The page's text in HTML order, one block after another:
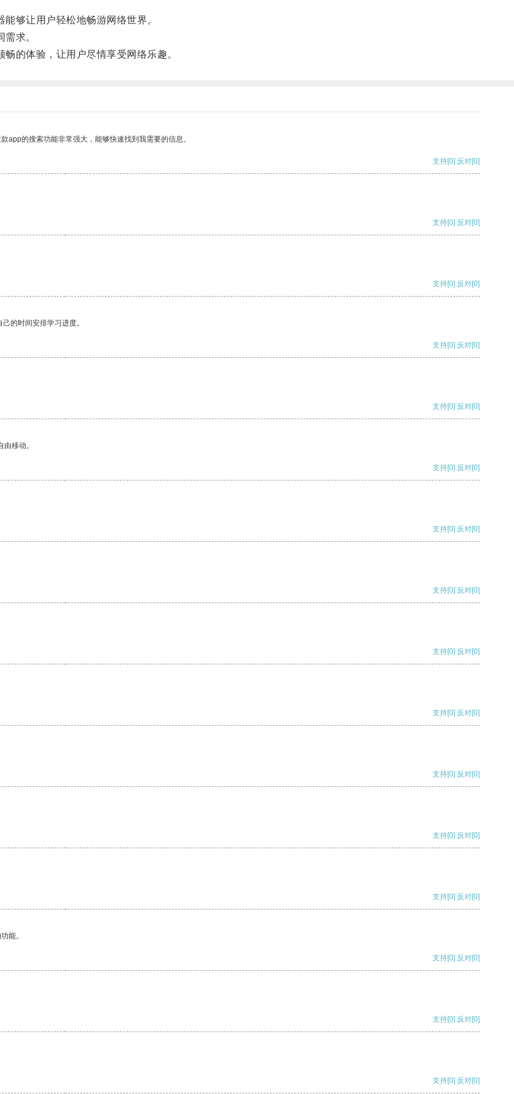
够让用户轻松地畅游网络世界。
求。
的体验，让用户尽情享受网络乐趣。
app的搜索功能非常强大，能够快速找到我需要的信息。
支持[0] 反对[0]
支持[0] 反对[0]
支持[0] 反对[0]
的时间安排学习进度。
支持[0] 反对[0]
支持[0] 反对[0]
移动。
支持[0] 反对[0]
支持[0] 反对[0]
支持[0] 反对[0]
支持[0] 反对[0]
支持[0] 反对[0]
支持[0] 反对[0]
支持[0] 反对[0]
支持[0] 反对[0]
能。
支持[0] 反对[0]
支持[0] 反对[0]
支持[0] 反对[0]